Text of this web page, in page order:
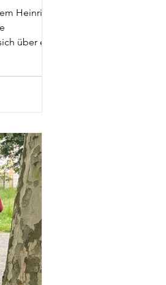
Heinrich-
über einen